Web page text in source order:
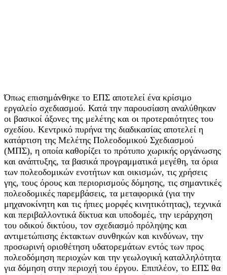
Όπως επισημάνθηκε το ΕΠΣ αποτελεί ένα κρίσιμο
εργαλείο σχεδιασμού. Κατά την παρουσίαση αναλύθηκαν
οι βασικοί άξονες της μελέτης και οι προτεραιότητες του
σχεδίου. Κεντρικό πυρήνα της διαδικασίας αποτελεί η
κατάρτιση της Μελέτης Πολεοδομικού Σχεδιασμού
(ΜΠΣ), η οποία καθορίζει το πρότυπο χωρικής οργάνωσης
και ανάπτυξης, τα βασικά προγραμματικά μεγέθη, τα όρια
των πολεοδομικών ενοτήτων και οικισμών, τις χρήσεις
γης, τους όρους και περιορισμούς δόμησης, τις σημαντικές
πολεοδομικές παρεμβάσεις, τα μεταφορικά (για την
μηχανοκίνητη και τις ήπιες μορφές κινητικότητας), τεχνικά
και περιβαλλοντικά δίκτυα και υποδομές, την ιεράρχηση
του οδικού δικτύου, τον σχεδιασμό πρόληψης και
αντιμετώπισης έκτακτων συνθηκών και κινδύνων, την
προσωρινή οριοθέτηση υδατορεμάτων εντός των προς
πολεοδόμηση περιοχών και την γεωλογική καταλληλότητα
για δόμηση στην περιοχή του έργου. Επιπλέον, το ΕΠΣ θα